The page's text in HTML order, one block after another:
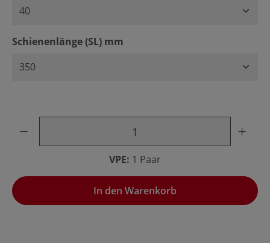
Schienenlänge (SL) mm
VPE: 1 Paar
In den Warenkorb